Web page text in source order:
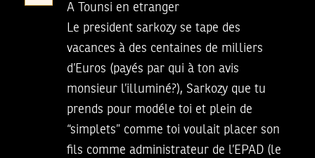
A Tounsi en etranger
Le president sarkozy se tape des
vacances à des centaines de milliers
d’Euros (payés par qui à ton avis
monsieur l’illuminé?), Sarkozy que tu
prends pour modéle toi et plein de
“simplets” comme toi voulait placer son
fils comme administrateur de l’EPAD (le